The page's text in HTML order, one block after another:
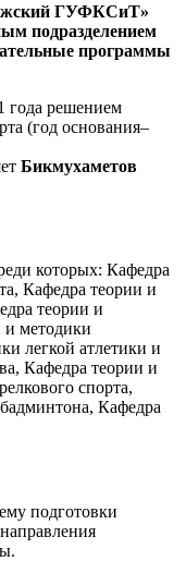
ГУФКСиТ»
подразделением
программы
года решением
(год основания–
Бикмухаметов
которых: Кафедра
Кафедра теории и
теории и
и методики
легкой атлетики и
Кафедра теории и
спорта,
Кафедра
подготовки